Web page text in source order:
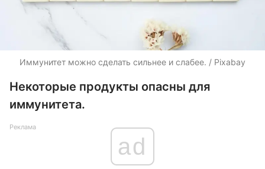
Иммунитет можно сделать сильнее и слабее. / Pixabay
Некоторые продукты опасны для
иммунитета.
Реклама
ad